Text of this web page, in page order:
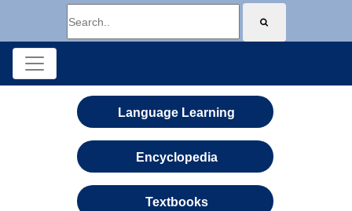
Language Learning
Encyclopedia
Textbooks